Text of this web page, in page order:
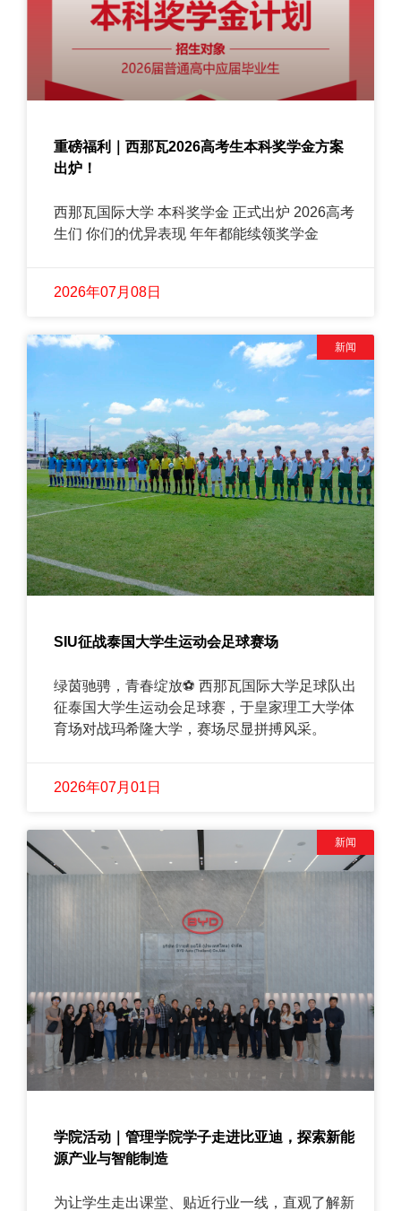
重磅福利｜西那瓦2026高考生本科奖学金方案
出炉！
西那瓦国际大学 本科奖学金 正式出炉 2026高考
生们 你们的优异表现 年年都能续领奖学金
2026年07月08日
新闻
SIU征战泰国大学生运动会足球赛场
绿茵驰骋，青春绽放⚽ 西那瓦国际大学足球队出
征泰国大学生运动会足球赛，于皇家理工大学体
育场对战玛希隆大学，赛场尽显拼搏风采。
2026年07月01日
新闻
学院活动｜管理学院学子走进比亚迪，探索新能
源产业与智能制造
为让学生走出课堂、贴近行业一线，直观了解新